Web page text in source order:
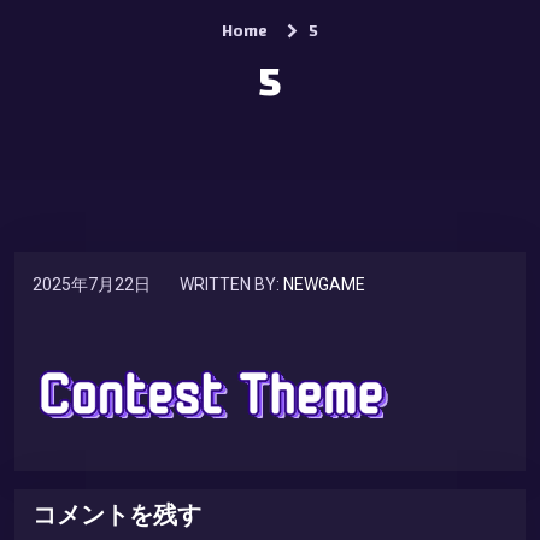
Home 5
5
2025年7月22日 WRITTEN BY: NEWGAME
コメントを残す